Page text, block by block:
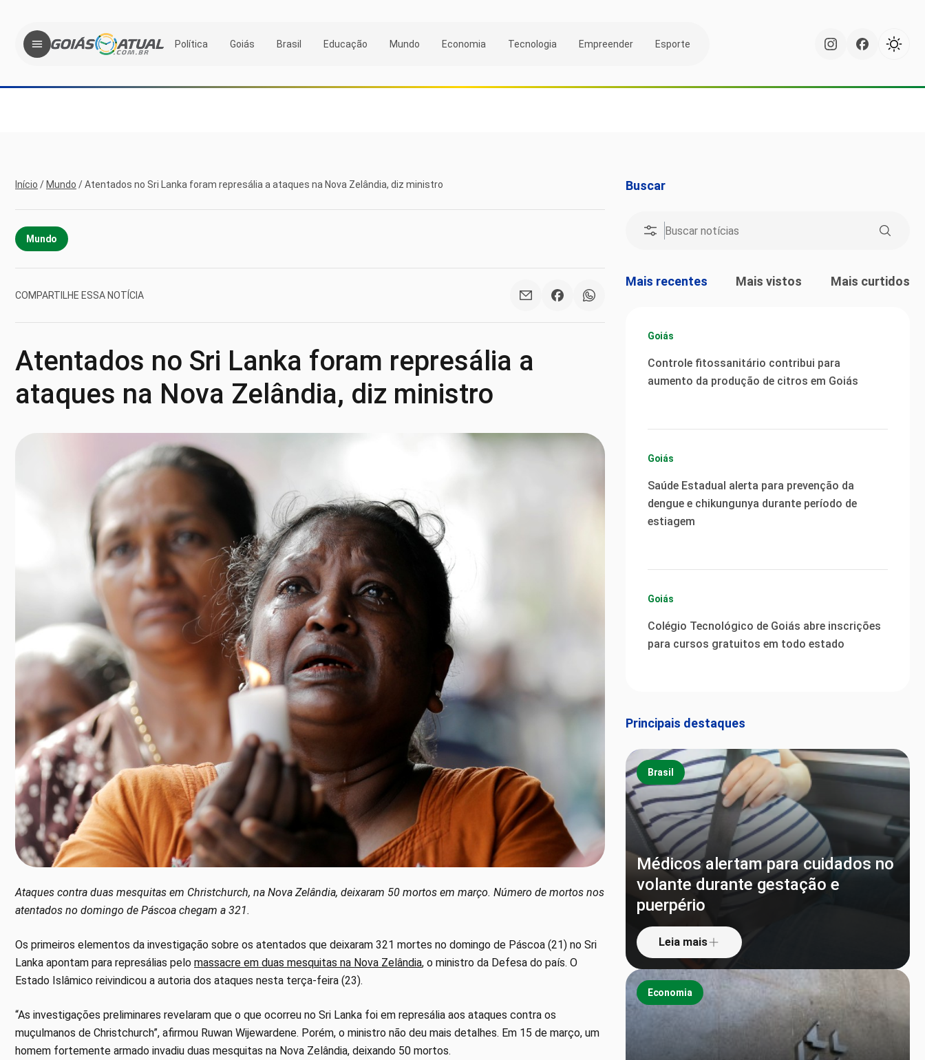
Política Goiás Brasil Educação Mundo Economia Tecnologia Empreender Esporte
Início / Mundo /Atentados no Sri Lanka foram represália a ataques na Nova Zelândia, diz ministro
Mundo
COMPARTILHE ESSA NOTÍCIA
Atentados no Sri Lanka foram represália a
ataques na Nova Zelândia, diz ministro
Ataques contra duas mesquitas em Christchurch, na Nova Zelândia, deixaram 50 mortos em março. Número de mortos nos
atentados no domingo de Páscoa chegam a 321.
Os primeiros elementos da investigação sobre os atentados que deixaram 321 mortes no domingo de Páscoa (21) no Sri
Lanka apontam para represálias pelo massacre em duas mesquitas na Nova Zelândia, o ministro da Defesa do país. O
Estado Islâmico reivindicou a autoria dos ataques nesta terça-feira (23).
“As investigações preliminares revelaram que o que ocorreu no Sri Lanka foi em represália aos ataques contra os
muçulmanos de Christchurch”, afirmou Ruwan Wijewardene. Porém, o ministro não deu mais detalhes. Em 15 de março, um
homem fortemente armado invadiu duas mesquitas na Nova Zelândia, deixando 50 mortos.
Buscar
Mais recentes Mais vistos Mais curtidos
Goiás
Controle fitossanitário contribui para
aumento da produção de citros em Goiás
Goiás
Saúde Estadual alerta para prevenção da
dengue e chikungunya durante período de
estiagem
Goiás
Colégio Tecnológico de Goiás abre inscrições
para cursos gratuitos em todo estado
Principais destaques
Brasil
Médicos alertam para cuidados no
volante durante gestação e
puerpério
Leia mais
Economia